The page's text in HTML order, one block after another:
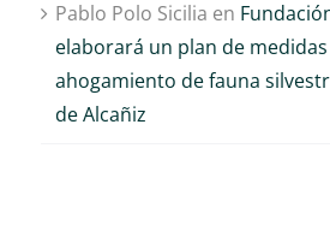
Pablo Polo Sicilia en
elaborará un plan de
ahogamiento de fauna
de Alcañiz